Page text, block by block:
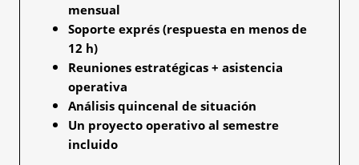
mensual
Soporte exprés (respuesta en menos de
12 h)
Reuniones estratégicas + asistencia
operativa
Análisis quincenal de situación
Un proyecto operativo al semestre
incluido